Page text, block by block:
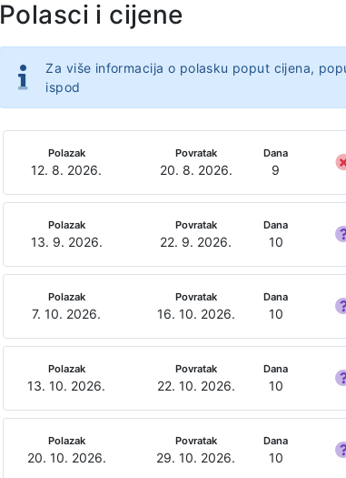
Polasci i cijene
Za više informacija o polasku poput cijena,
ispod
Polazak
12. 8. 2026.
Povratak
20. 8. 2026.
Dana
9
Polazak
13. 9. 2026.
Povratak
22. 9. 2026.
Dana
10
Polazak
7. 10. 2026.
Povratak
16. 10. 2026.
Dana
10
Polazak
13. 10. 2026.
Povratak
22. 10. 2026.
Dana
10
Polazak
20. 10. 2026.
Povratak
29. 10. 2026.
Dana
10